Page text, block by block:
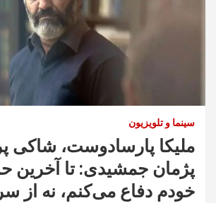
سینما و تلویزیون
ملیکا پارسادوست، شاکی
پژمان جمشیدی: تا آخرین
خودم دفاع می‌کنم، نه از سر